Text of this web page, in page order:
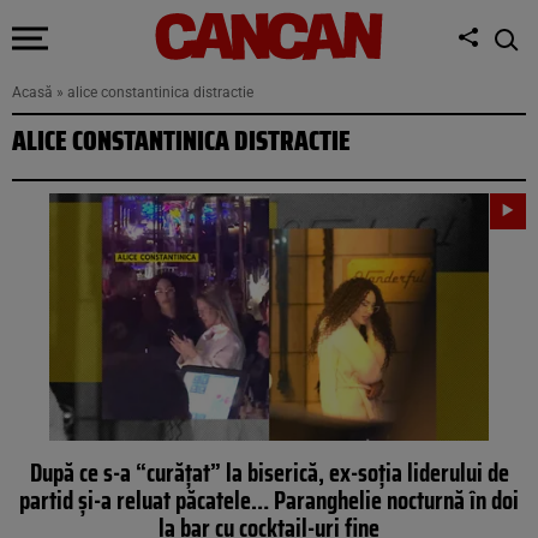
Acasă » alice constantinica distractie
ALICE CONSTANTINICA DISTRACTIE
După ce s-a “curățat” la biserică, ex-soția liderului de
partid și-a reluat păcatele… Paranghelie nocturnă în doi
la bar cu cocktail-uri fine